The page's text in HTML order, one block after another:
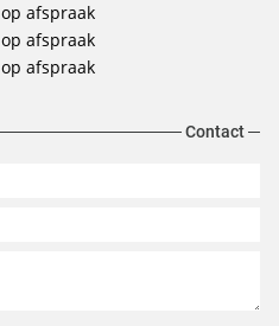
op afspraak
op afspraak
op afspraak
Contact